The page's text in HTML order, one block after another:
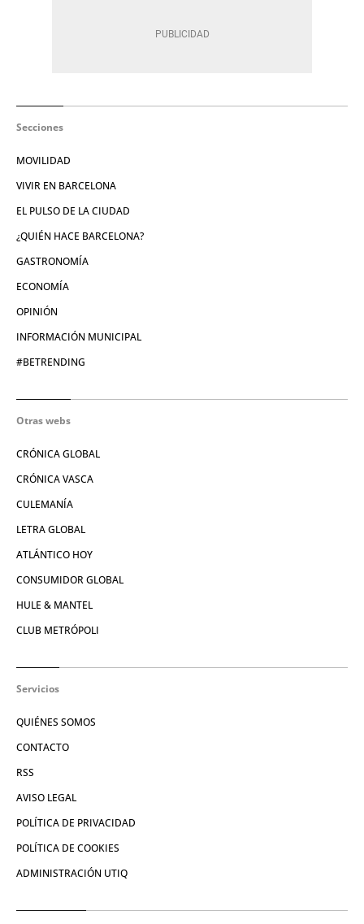
Secciones
MOVILIDAD
VIVIR EN BARCELONA
EL PULSO DE LA CIUDAD
¿QUIÉN HACE BARCELONA?
GASTRONOMÍA
ECONOMÍA
OPINIÓN
INFORMACIÓN MUNICIPAL
#BETRENDING
Otras webs
CRÓNICA GLOBAL
CRÓNICA VASCA
CULEMANÍA
LETRA GLOBAL
ATLÁNTICO HOY
CONSUMIDOR GLOBAL
HULE & MANTEL
CLUB METRÓPOLI
Servicios
QUIÉNES SOMOS
CONTACTO
RSS
AVISO LEGAL
POLÍTICA DE PRIVACIDAD
POLÍTICA DE COOKIES
ADMINISTRACIÓN UTIQ